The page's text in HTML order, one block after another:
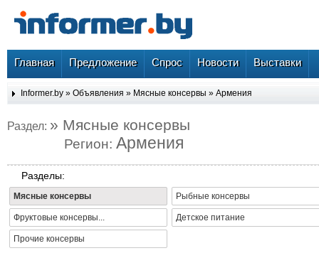
Главная Предложение Спрос Новости Выставки
Informer.by » Объявления » Мясные консервы » Армения
Раздел: » Мясные консервы
Регион: Армения
Разделы:
Мясные консервы Рыбные консервы
Фруктовые консервы... Детское питание
Прочие консервы